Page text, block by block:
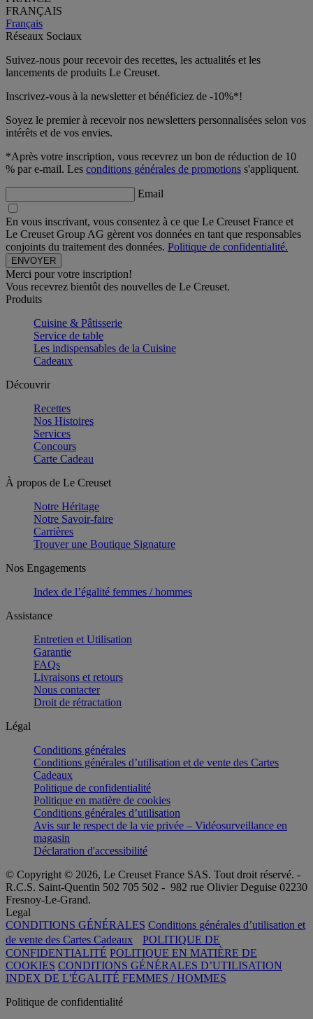
FRANÇAIS
Français
Réseaux Sociaux
Suivez-nous pour recevoir des recettes, les actualités et les
lancements de produits Le Creuset.
Inscrivez-vous à la newsletter et bénéficiez de -10%*!
Soyez le premier à recevoir nos newsletters personnalisées selon vos
intérêts et de vos envies.
*Après votre inscription, vous recevrez un bon de réduction de 10
% par e-mail. Les conditions générales de promotions s'appliquent.
Email
En vous inscrivant, vous consentez à ce que Le Creuset France et
Le Creuset Group AG gèrent vos données en tant que responsables
conjoints du traitement des données. Politique de confidentialité.
Merci pour votre inscription!
Vous recevrez bientôt des nouvelles de Le Creuset.
Produits
Cuisine & Pâtisserie
Service de table
Les indispensables de la Cuisine
Cadeaux
Découvrir
Recettes
Nos Histoires
Services
Concours
Carte Cadeau
À propos de Le Creuset
Notre Héritage
Notre Savoir-faire
Carrières
Trouver une Boutique Signature
Nos Engagements
Index de l’égalité femmes / hommes
Assistance
Entretien et Utilisation
Garantie
FAQs
Livraisons et retours
Nous contacter
Droit de rétractation
Légal
Conditions générales
Conditions générales d’utilisation et de vente des Cartes
Cadeaux
Politique de confidentialité
Politique en matière de cookies
Conditions générales d’utilisation
Avis sur le respect de la vie privée – Vidéosurveillance en
magasin
Déclaration d'accessibilité
© Copyright © 2026, Le Creuset France SAS. Tout droit réservé. -
R.C.S. Saint-Quentin 502 705 502 - 982 rue Olivier Deguise 02230
Fresnoy-Le-Grand.
Legal
CONDITIONS GÉNÉRALES Conditions générales d’utilisation et
de vente des Cartes Cadeaux
POLITIQUE DE
CONFIDENTIALITÉ POLITIQUE EN MATIÈRE DE
COOKIES CONDITIONS GÉNÉRALES D’UTILISATION
INDEX DE L'ÉGALITÉ FEMMES / HOMMES
Politique de confidentialité